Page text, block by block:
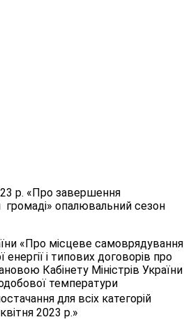
р. «Про завершення
громаді» опалювальний сезон
«Про місцеве самоврядування
і типових договорів про
Кабінету Міністрів України
температури
для всіх категорій
2023 р.»